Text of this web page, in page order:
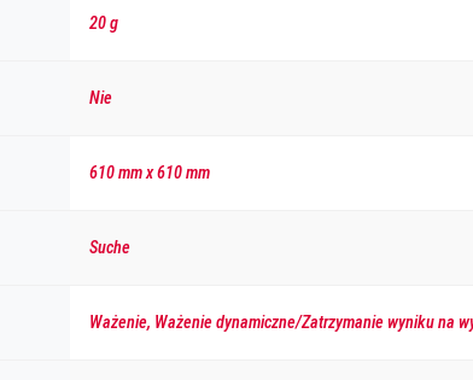
20 g
Nie
610 mm x 610 mm
Suche
Ważenie, Ważenie dynamiczne/Zatrzymanie wyniku na